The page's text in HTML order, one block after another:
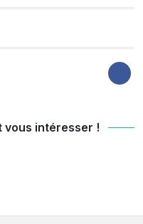
vous intéresser !